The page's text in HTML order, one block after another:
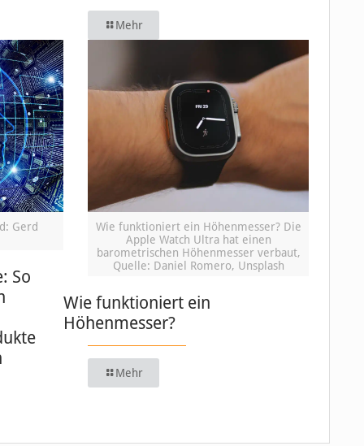
Mehr
Gerd
So
Wie funktioniert ein Höhenmesser? Die
Apple Watch Ultra hat einen
barometrischen Höhenmesser verbaut,
Quelle: Daniel Romero, Unsplash
Wie funktioniert ein
Höhenmesser?
Mehr